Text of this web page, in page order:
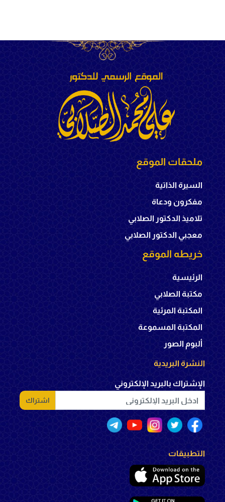
ملحقات الموقع
السيرة الذاتية
مفكرون ودعاة
تلاميذ الدكتور الصلابي
معجبي الدكتور الصلابي
خريطه الموقع
الرئيسية
مكتبة الصلابي
المكتبة المرئية
المكتبة المسموعة
ألبوم الصور
النشرة البريدية
الإشتراك بالبريد الإلكتروني
اشتراك
التطبيقات